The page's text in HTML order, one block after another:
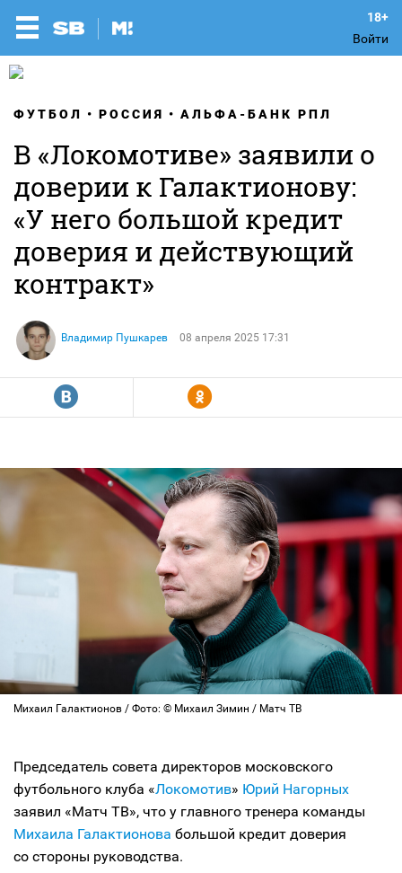
Войти
ФУТБОЛ РОССИЯ АЛЬФА-БАНК РПЛ
В «Локомотиве» заявили о
доверии к Галактионову:
«У него большой кредит
доверия и действующий
контракт»
Владимир Пушкарев 08 апреля 2025 17:31
R Y
Михаил Галактионов / Фото: © Михаил Зимин / Матч ТВ
Председатель совета директоров московского
футбольного клуба «Локомотив» Юрий Нагорных
заявил «Матч ТВ», что у главного тренера команды
Михаила Галактионова большой кредит доверия
со стороны руководства.